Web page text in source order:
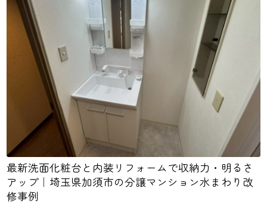
最新洗面化粧台と内装リフォームで収納力・明るさ
アップ｜埼玉県加須市の分譲マンション水まわり改
修事例